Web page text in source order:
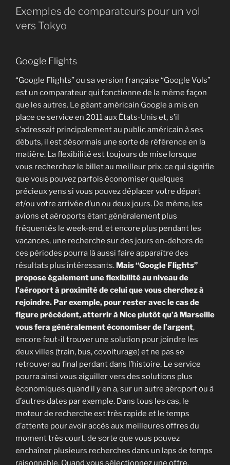
Exemples de comparateurs pour un vol
vers Tokyo
Google Flights
“Google Flights” ou sa version française “Google Vols”
est un comparateur qui fonctionne de la même façon
que les autres. Le géant américain Google a mis en
place ce service en 2011 aux États-Unis et, s’il
s’adressait principalement au public américain à ses
débuts, il est désormais une sorte de référence en la
matière. La flexibilité est toujours de mise lorsque
vous recherchez le billet au meilleur prix, ce qui signifie
que vous pouvez parfois économiser quelques
précieux yens si vous pouvez déplacer votre départ
et/ou votre arrivée d’un ou deux jours. De même, les
avions et aéroports étant généralement plus
fréquentés le week-end, et encore plus pendant les
vacances, une recherche sur des jours en-dehors de
ces périodes pourra là aussi faire apparaître des
résultats plus intéressants. Mais “Google Flights”
propose également une flexibilité au niveau de
l’aéroport à proximité de celui que vous cherchez à
rejoindre. Par exemple, pour rester avec le cas de
figure précédent, atterrir à Nice plutôt qu’à Marseille
vous fera généralement économiser de l’argent,
encore faut-il trouver une solution pour joindre les
deux villes (train, bus, covoiturage) et ne pas se
retrouver au final perdant dans l’histoire. Le service
pourra ainsi vous aiguiller vers des solutions plus
économiques quand il y en a, sur un autre aéroport ou à
d’autres dates par exemple. Dans tous les cas, le
moteur de recherche est très rapide et le temps
d’attente pour avoir accès aux meilleures offres du
moment très court, de sorte que vous pouvez
enchaîner plusieurs recherches dans un laps de temps
raisonnable. Quand vous sélectionnez une offre,